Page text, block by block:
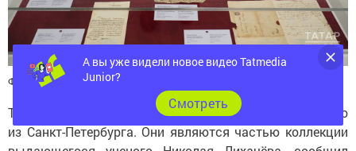
Фото: © Салават Камалетдинов / «Татар-информ»
Также большое количество экспонатов было привезено
из Санкт-Петербурга. Они являются частью коллекции
выдающегося ученого Николая Лихачёва, сообщил
А вы уже видели новое видео Tatmedia
Junior?
Cмотреть